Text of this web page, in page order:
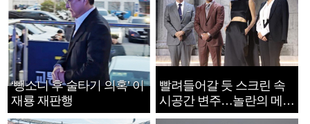
‘뺑소니 후 술타기 의혹’ 이
재룡 재판행
빨려들어갈 듯 스크린 속
시공간 변주…놀란의 메시
지는 ‘전쟁 속죄’